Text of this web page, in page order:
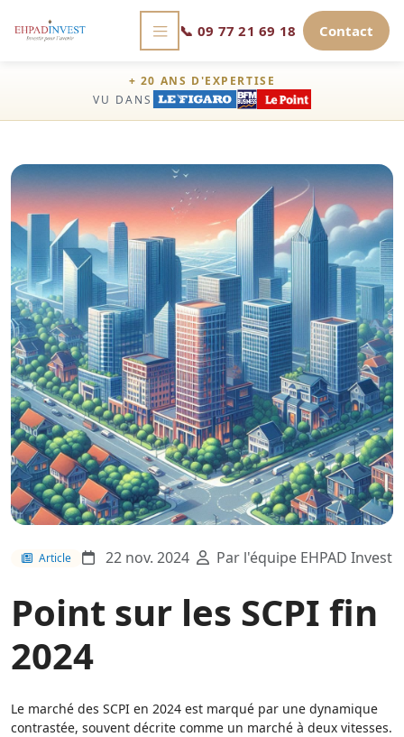
📞 09 77 21 69 18 Contact
+ 20 ANS D'EXPERTISE
VU DANS
Article 22 nov. 2024 Par l'équipe EHPAD Invest
Point sur les SCPI fin
2024
Le marché des SCPI en 2024 est marqué par une dynamique
contrastée, souvent décrite comme un marché à deux vitesses.